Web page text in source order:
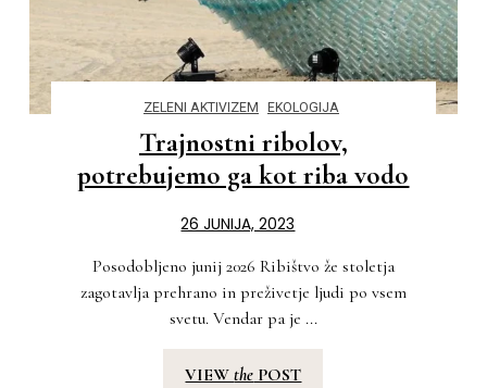
ZELENI AKTIVIZEM EKOLOGIJA
Trajnostni ribolov,
potrebujemo ga kot riba vodo
26 JUNIJA, 2023
Posodobljeno junij 2026 Ribištvo že stoletja
zagotavlja prehrano in preživetje ljudi po vsem
svetu. Vendar pa je ...
VIEWthe POST